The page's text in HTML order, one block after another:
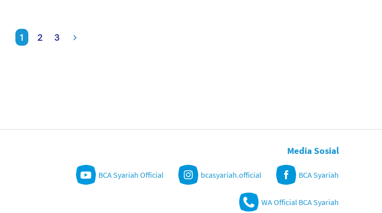
1 2 3
Media Sosial
BCA Syariah Official bcasyariah.official BCA Syariah
WA Official BCA Syariah